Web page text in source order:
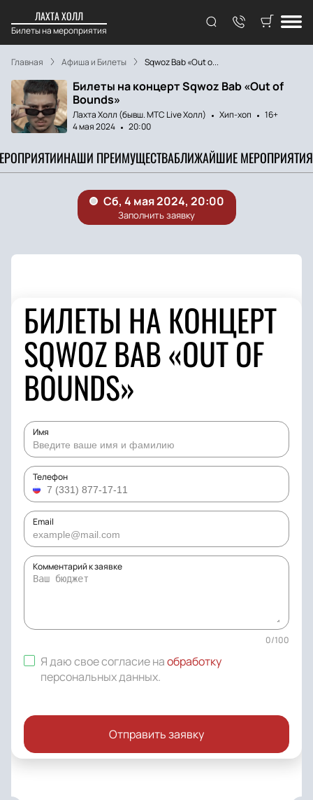
ЛАХТА ХОЛЛ
Билеты на мероприятия
Главная Афиша и Билеты Sqwoz Bab «Out o...
Билеты на концерт Sqwoz Bab «Out of
Bounds»
Лахта Холл (бывш. МТС Live Холл) Хип-хоп
16+
4 мая 2024
20:00
НАШИ ПРЕИМУЩЕСТВАБЛИЖАЙШИЕ МЕРОПРИЯТИЯ
БИЛЕТЫ НА КОНЦЕРТ
SQWOZ BAB «OUT OF
BOUNDS»
Имя
Телефон
Email
Комментарий к заявке
0/100
Я даю свое согласие наобработку
персональных данных.
Отправить заявку